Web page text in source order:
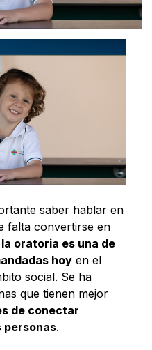
saber hablar en
falta convertirse en
la oratoria es una de
hoyen el
social. Se ha
que tienen mejor
de conectar
personas.